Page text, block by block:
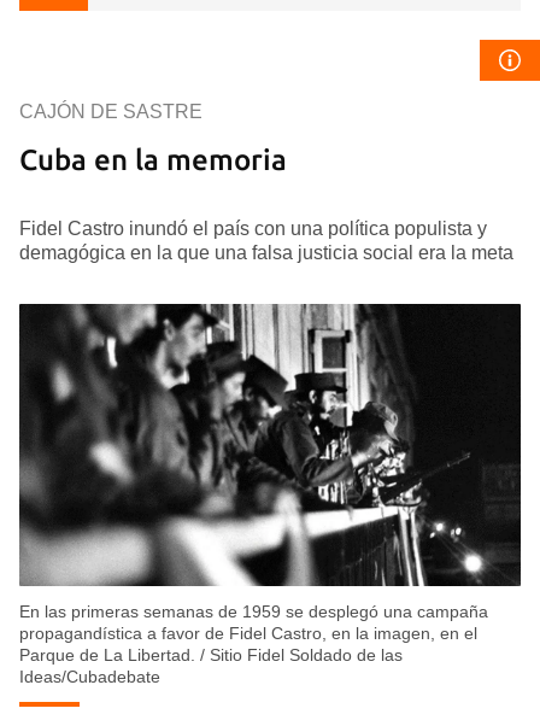
Cuba en la memoria
CAJÓN DE SASTRE
Fidel Castro inundó el país con una política populista y
demagógica en la que una falsa justicia social era la meta
En las primeras semanas de 1959 se desplegó una campaña
propagandística a favor de Fidel Castro, en la imagen, en el
Parque de La Libertad. / Sitio Fidel Soldado de las
Ideas/Cubadebate